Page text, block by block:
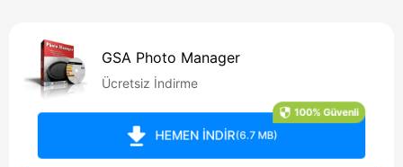
GSA Photo Manager
Ücretsiz İndirme
HEMEN İNDİR(6.7 MB)
100% Güvenli